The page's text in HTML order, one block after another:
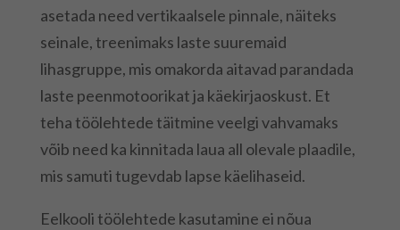
asetada need vertikaalsele pinnale, näiteks
seinale, treenimaks laste suuremaid
lihasgruppe, mis omakorda aitavad parandada
laste peenmotoorikat ja käekirjaoskust. Et
teha töölehtede täitmine veelgi vahvamaks
võib need ka kinnitada laua all olevale plaadile,
mis samuti tugevdab lapse käelihaseid.
Eelkooli töölehtede kasutamine ei nõua